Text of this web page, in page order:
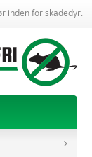
inden for skadedyr.